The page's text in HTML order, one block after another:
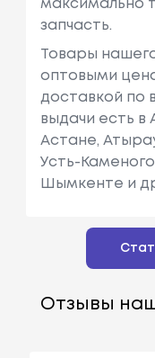
максимально
запчасть.
Товары
оптовыми
доставкой по
выдачи есть в
Астане,
Усть-
Шымкенте и
Отзывы